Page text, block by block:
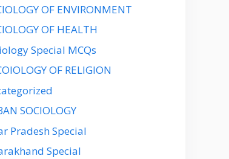
OF ENVIRONMENT
OF HEALTH
Special MCQs
OF RELIGION
SOCIOLOGY
Pradesh Special
Special